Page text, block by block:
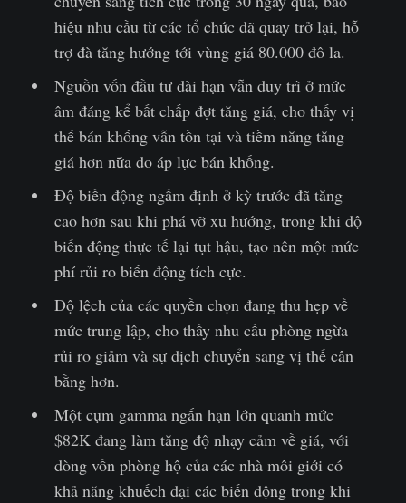
hiệu nhu cầu từ các tổ chức đã quay trở lại, hỗ
trợ đà tăng hướng tới vùng giá 80.000 đô la.
Nguồn vốn đầu tư dài hạn vẫn duy trì ở mức
âm đáng kể bất chấp đợt tăng giá, cho thấy vị
thế bán khống vẫn tồn tại và tiềm năng tăng
giá hơn nữa do áp lực bán khống.
Độ biến động ngầm định ở kỳ trước đã tăng
cao hơn sau khi phá vỡ xu hướng, trong khi độ
biến động thực tế lại tụt hậu, tạo nên một mức
phí rủi ro biến động tích cực.
Độ lệch của các quyền chọn đang thu hẹp về
mức trung lập, cho thấy nhu cầu phòng ngừa
rủi ro giảm và sự dịch chuyển sang vị thế cân
bằng hơn.
Một cụm gamma ngắn hạn lớn quanh mức
$82K đang làm tăng độ nhạy cảm về giá, với
dòng vốn phòng hộ của các nhà môi giới có
khả năng khuếch đại các biến động trong khi